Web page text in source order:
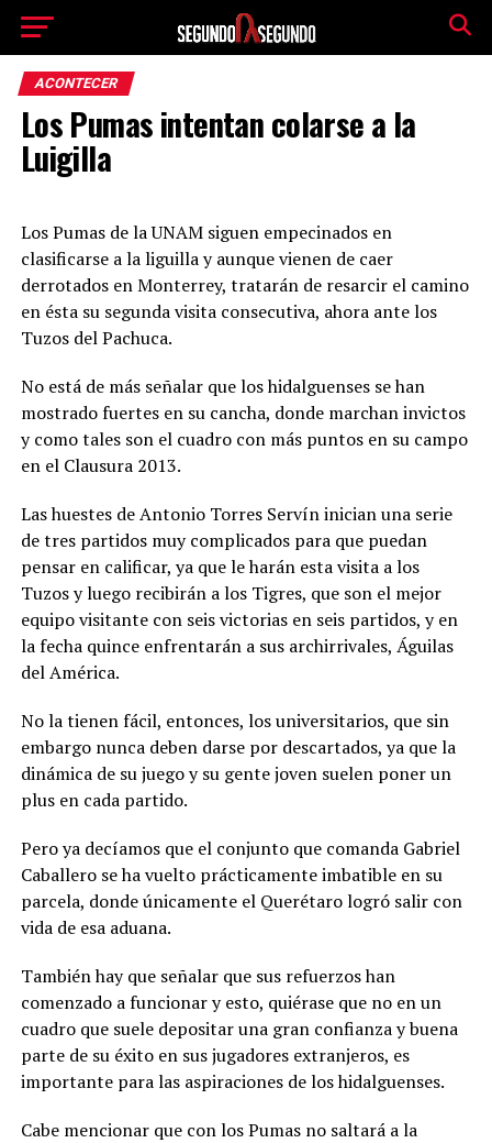
ACONTECER
Los Pumas intentan colarse a la
Luigilla
Los Pumas de la UNAM siguen empecinados en
clasificarse a la liguilla y aunque vienen de caer
derrotados en Monterrey, tratarán de resarcir el camino
en ésta su segunda visita consecutiva, ahora ante los
Tuzos del Pachuca.
No está de más señalar que los hidalguenses se han
mostrado fuertes en su cancha, donde marchan invictos
y como tales son el cuadro con más puntos en su campo
en el Clausura 2013.
Las huestes de Antonio Torres Servín inician una serie
de tres partidos muy complicados para que puedan
pensar en calificar, ya que le harán esta visita a los
Tuzos y luego recibirán a los Tigres, que son el mejor
equipo visitante con seis victorias en seis partidos, y en
la fecha quince enfrentarán a sus archirrivales, Águilas
del América.
No la tienen fácil, entonces, los universitarios, que sin
embargo nunca deben darse por descartados, ya que la
dinámica de su juego y su gente joven suelen poner un
plus en cada partido.
Pero ya decíamos que el conjunto que comanda Gabriel
Caballero se ha vuelto prácticamente imbatible en su
parcela, donde únicamente el Querétaro logró salir con
vida de esa aduana.
También hay que señalar que sus refuerzos han
comenzado a funcionar y esto, quiérase que no en un
cuadro que suele depositar una gran confianza y buena
parte de su éxito en sus jugadores extranjeros, es
importante para las aspiraciones de los hidalguenses.
Cabe mencionar que con los Pumas no saltará a la